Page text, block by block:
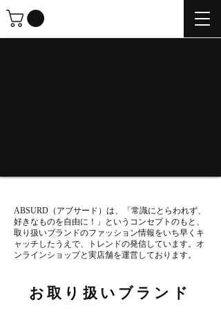
ABSURD（アブサード）は、「常識にとらわれず、
好きなものを自由に！」というコンセプトのもと、
取り扱いブランドのファッション情報をいち早くキ
ャッチしたうえで、トレンドの発信しています。オ
ンラインショップと実店舗を運営しております。
お取り扱いブランド